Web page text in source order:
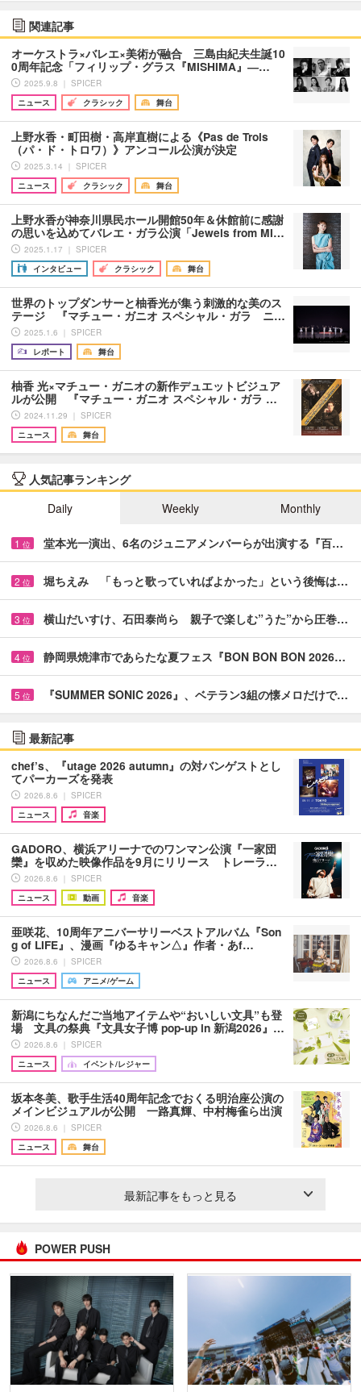
関連記事
オーケストラ×バレエ×美術が融合 三島由紀夫生誕10
0周年記念「フィリップ・グラス『MISHIMA』―…
2025.9.8 ｜ SPICER
ニュース
クラシック 舞台
上野水香・町田樹・高岸直樹による《Pas de Trois
（パ・ド・トロワ）》アンコール公演が決定
2025.3.14 ｜ SPICER
ニュース
クラシック 舞台
上野水香が神奈川県民ホール開館50年＆休館前に感謝
の思いを込めてバレエ・ガラ公演「Jewels from MI…
2025.1.17 ｜ SPICER
インタビュー
クラシック 舞台
世界のトップダンサーと柚香光が集う刺激的な美のス
テージ 『マチュー・ガニオ スペシャル・ガラ ニ…
2025.1.6 ｜ SPICER
レポート
舞台
柚香 光×マチュー・ガニオの新作デュエットビジュア
ルが公開 『マチュー・ガニオ スペシャル・ガラ …
2024.11.29 ｜ SPICER
ニュース
舞台
人気記事ランキング
Daily
Weekly Monthly
1 位 堂本光一演出、6名のジュニアメンバーらが出演する『百…
2 位 堀ちえみ 「もっと歌っていればよかった」という後悔は…
3 位 横山だいすけ、石田泰尚ら 親子で楽しむ”うた”から圧巻…
4 位 静岡県焼津市であらたな夏フェス『BON BON BON 2026…
5 位 『SUMMER SONIC 2026』、ベテラン3組の懐メロだけで…
最新記事
chef’s、『utage 2026 autumn』の対バンゲストとし
てパーカーズを発表
2026.8.6 ｜ SPICER
ニュース
音楽
GADORO、横浜アリーナでのワンマン公演『一家団
欒』を収めた映像作品を9月にリリース トレーラ…
2026.8.6 ｜ SPICER
ニュース
動画 音楽
亜咲花、10周年アニバーサリーベストアルバム『Son
g of LIFE』、漫画『ゆるキャン△』作者・あf…
2026.8.6 ｜ SPICER
ニュース
アニメ/ゲーム
新潟にちなんだご当地アイテムや“おいしい文具”も登
場 文具の祭典『文具女子博 pop-up in 新潟2026』…
2026.8.6 ｜ SPICER
ニュース
イベント/レジャー
坂本冬美、歌手生活40周年記念でおくる明治座公演の
メインビジュアルが公開 一路真輝、中村梅雀ら出演
2026.8.6 ｜ SPICER
ニュース
舞台
最新記事をもっと見る
POWER PUSH